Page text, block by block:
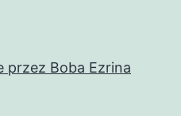
przez Boba Ezrina